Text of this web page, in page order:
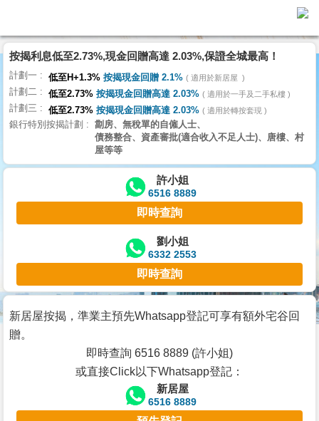
理
主
頁
搵
樓/
交
業
主
宅
谷
按
按揭利息低至2.73%,現金回贈高達 2.03%,保證全城最高！
計劃一 低至H+1.3% 按揭現金回贈 2.1% 適用於新居屋
計劃二 低至2.73% 按揭現金回贈高達 2.03% 適用於一手及二手私樓
計劃三 低至2.73% 按揭現金回贈高達 2.03% 適用於轉按套現
銀行特別按揭計劃
劏房、無稅單的自僱人士、
債務整合、資產審批(適合收入不足人士)、唐樓、村
屋等等
許小姐
6516 8889
即時查詢
劉小姐
6332 2553
即時查詢
新居屋按揭，準業主預先Whatsapp登記可享有額外宅谷回
贈。
即時查詢 6516 8889 (許小姐)
或直接Click以下Whatsapp登記：
新居屋
6516 8889